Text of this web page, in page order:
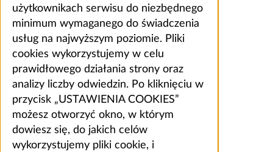
użytkownikach serwisu do niezbędnego
minimum wymaganego do świadczenia
usług na najwyższym poziomie. Pliki
cookies wykorzystujemy w celu
prawidłowego działania strony oraz
analizy liczby odwiedzin. Po kliknięciu w
przycisk „USTAWIENIA COOKIES”
możesz otworzyć okno, w którym
dowiesz się, do jakich celów
wykorzystujemy pliki cookie, i